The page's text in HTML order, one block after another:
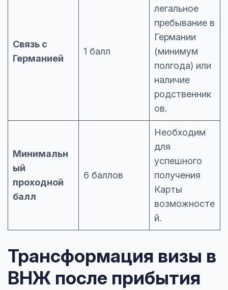
Связь с
Германией
1 балл
легальное
пребывание в
Германии
(минимум
полгода) или
наличие
родственник
ов.
Минимальн
ый
проходной
балл
6 баллов
Необходим
для
успешного
получения
Карты
возможносте
й.
Трансформация визы в
ВНЖ после прибытия